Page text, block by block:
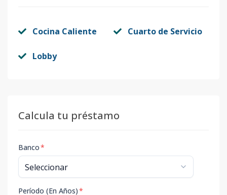
Cocina Caliente Cuarto de Servicio
Lobby
Calcula tu préstamo
Banco*
Período (En Años)*